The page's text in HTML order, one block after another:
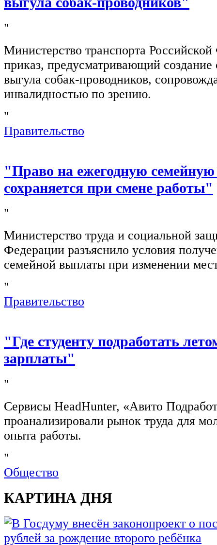
"
Министерство транспорта
приказ, предусматривающий создание
выгула собак-проводников,
инвалидностью по зрению.
"
Правительство
"Право на ежегодную
сохраняется при смене работы"
"
Министерство труда и социальной
Федерации разъяснило условия
семейной выплаты при изменении
"
Правительство
"Где студенту подработать
зарплаты"
"
Сервисы HeadHunter, «Авито
проанализировали рынок труда для
опыта работы.
"
Общество
КАРТИНА ДНЯ